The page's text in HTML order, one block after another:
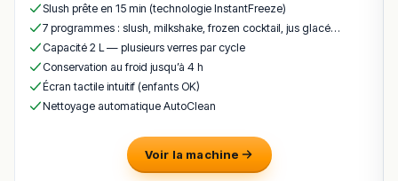
Que ce soit pour un dîner romantique, une soirée entre
amis ou une découverte des saveurs libanaises à Nice,
Le Cèdre offre une belle expérience gastronomique
méditerranéenne et orientale.
!
Texte généré par intelligence artificielle, en attente de
Cette description peut contenir des erreurs, n'hésitez pas à
nous aider en vous rendant sur :
Améliorer la fiche de cet
Slush prête en 15 min (technologie InstantFreeze)
7 programmes : slush, milkshake, frozen cocktail, jus glacé…
Capacité 2 L — plusieurs verres par cycle
Conservation au froid jusqu’à 4 h
Écran tactile intuitif (enfants OK)
Nettoyage automatique AutoClean
Voir la machine